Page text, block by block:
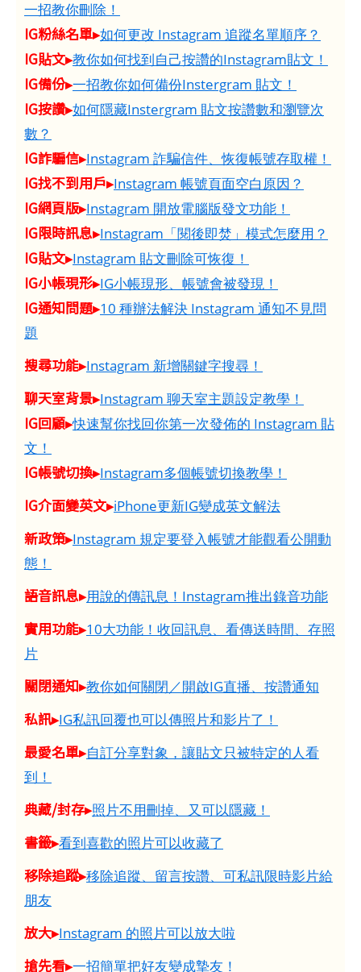
一招教你刪除！
IG粉絲名單▸如何更改 Instagram 追蹤名單順序？
IG貼文▸教你如何找到自己按讚的Instagram貼文！
IG備份▸一招教你如何備份Instergram 貼文！
IG按讚▸如何隱藏Instergram 貼文按讚數和瀏覽次
數？
IG詐騙信▸Instagram 詐騙信件、恢復帳號存取權！
IG找不到用戶▸Instagram 帳號頁面空白原因？
IG網頁版▸Instagram 開放電腦版發文功能！
IG限時訊息▸Instagram「閱後即焚」模式怎麼用？
IG貼文▸Instagram 貼文刪除可恢復！
IG小帳現形▸IG小帳現形、帳號會被發現！
IG通知問題▸10 種辦法解決 Instagram 通知不見問
題
搜尋功能▸Instagram 新增關鍵字搜尋！
聊天室背景▸Instagram 聊天室主題設定教學！
IG回顧▸快速幫你找回你第一次發佈的 Instagram 貼
文！
IG帳號切換▸Instagram多個帳號切換教學！
IG介面變英文▸iPhone更新IG變成英文解法
新政策▸Instagram 規定要登入帳號才能觀看公開動
態！
語音訊息▸用說的傳訊息！Instagram推出錄音功能
實用功能▸10大功能！收回訊息、看傳送時間、存照
片
關閉通知▸教你如何關閉／開啟IG直播、按讚通知
私訊▸IG私訊回覆也可以傳照片和影片了！
最愛名單▸自訂分享對象，讓貼文只被特定的人看
到！
典藏/封存▸照片不用刪掉、又可以隱藏！
書籤▸看到喜歡的照片可以收藏了
移除追蹤▸移除追蹤、留言按讚、可私訊限時影片給
朋友
放大▸Instagram 的照片可以放大啦
搶先看▸一招簡單把好友變成摯友！